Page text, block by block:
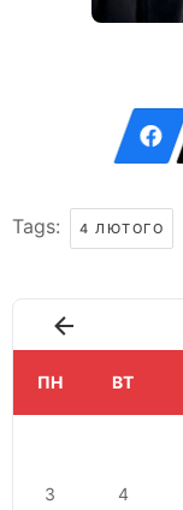
Tags: 4 ЛЮТОГО
ПН ВТ
3 4